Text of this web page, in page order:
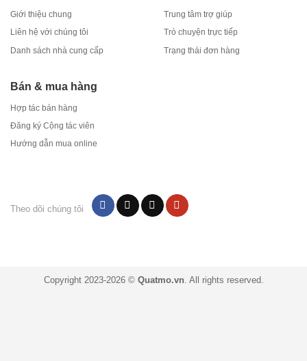
Giới thiệu chung
Liên hệ với chúng tôi
Danh sách nhà cung cấp
Trung tâm trợ giúp
Trò chuyện trực tiếp
Trạng thái đơn hàng
Bán & mua hàng
Hợp tác bán hàng
Đăng ký Cộng tác viên
Hướng dẫn mua online
Theo dõi chúng tôi
Copyright 2023-2026 © Quatmo.vn . All rights reserved.